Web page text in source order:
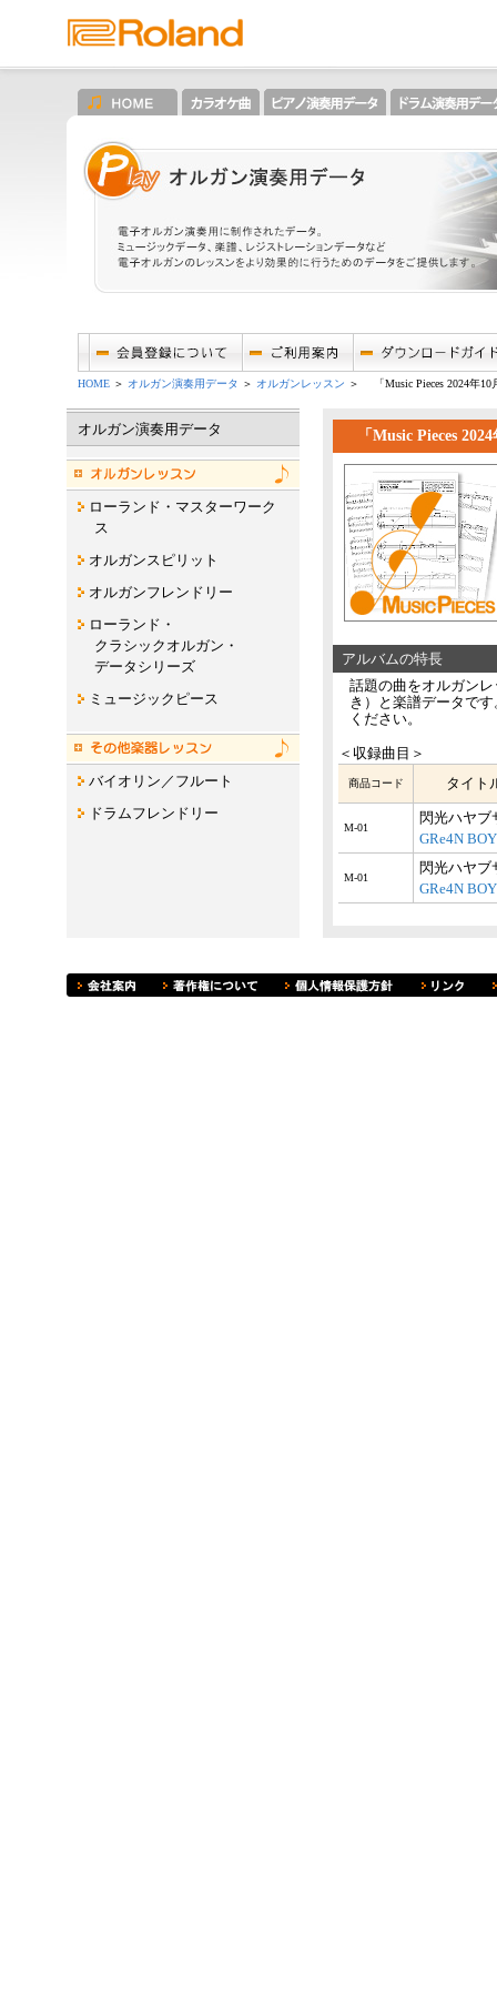
HOME ＞ オルガン演奏用データ ＞ オルガンレッスン ＞ 「Music Pieces 2024年10
オルガン演奏用データ
ローランド・マスターワーク
ス
オルガンスピリット
オルガンフレンドリー
ローランド・
クラシックオルガン・
データシリーズ
ミュージックピース
バイオリン／フルート
ドラムフレンドリー
「Music Pieces
アルバムの特長
話題の曲をオルガン
き）と楽譜データで
ください。
＜収録曲目＞
商品コード タイト
M-01
閃光ハヤブ
GRe4N
M-01
閃光ハヤブ
GRe4N